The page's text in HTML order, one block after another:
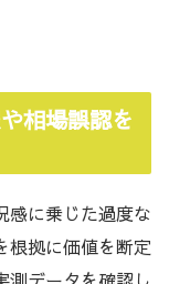
相場誤認を
感に乗じた過度な
根拠に価値を断定